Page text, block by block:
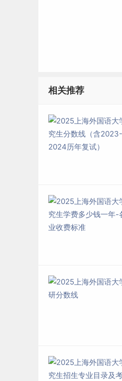
旨在培养“懂数智、
新技术与融媒体管理
旨在培养学生的数
班级类型
上课时间
学习方式
报考类别
学制
相关推荐